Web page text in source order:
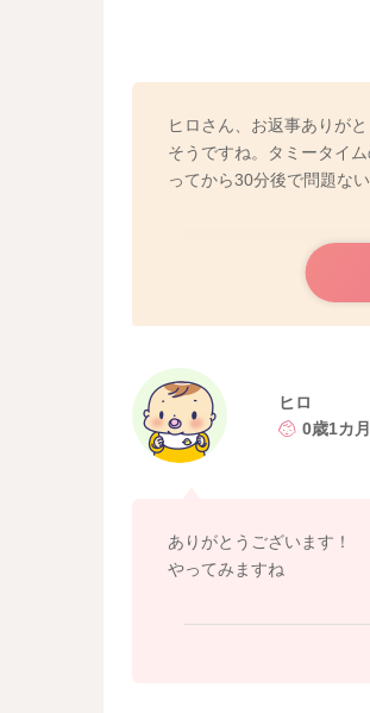
ヒロさん、お返事ありがと
そうですね。タミータイ
ってから30分後で問題ない
ヒロ
0歳1カ月
ありがとうございます！
やってみますね